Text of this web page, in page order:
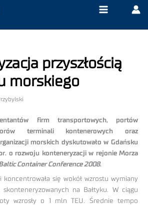
przyszłością
morskiego
firm transportowych, portów
terminali kontenerowych oraz
morskich dyskutowało w Gdańsku
o rozwoju konteneryzacji w rejonie Morza
Container Conference 2008.
się wokół wzrostu wymiany
skonteneryzowanych na Bałtyku. W ciągu
wzrosły o 1 mln TEU. Średnie tempo